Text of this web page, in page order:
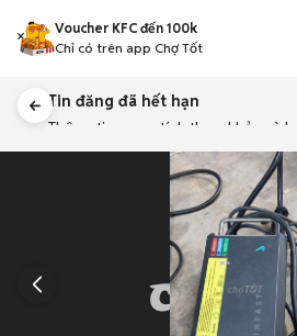
Voucher KFC đến 100k
Chỉ có trên app Chợ Tốt
Tin đăng đã hết hạn
Thông tin mang tính tham khảo và
người bán. Bạn hãy tham khảo
khác dưới đây nhé!